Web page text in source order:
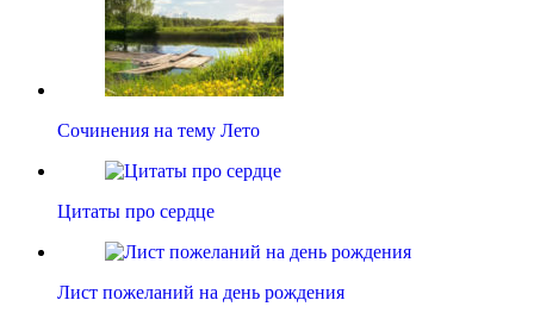
Сочинения на тему Лето
Цитаты про сердце
Лист пожеланий на день рождения